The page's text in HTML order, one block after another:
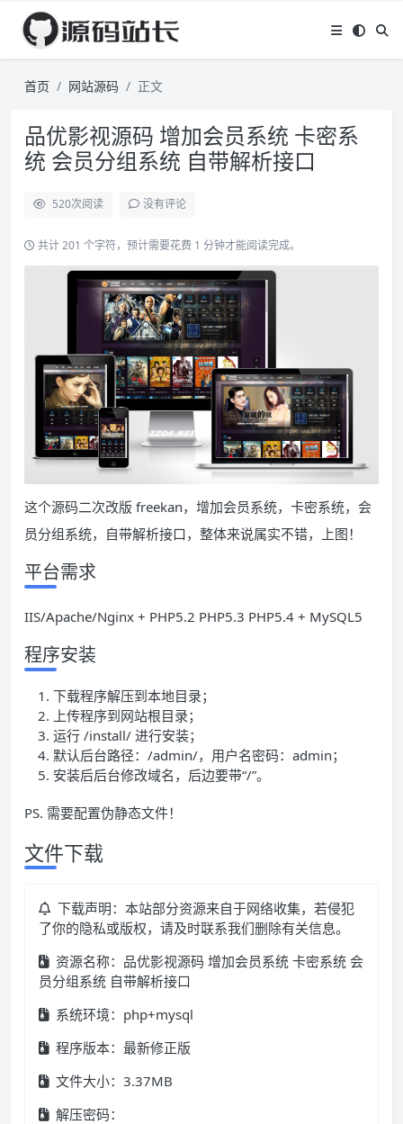
首页 网站源码 正文
品优影视源码 增加会员系统 卡密系
统 会员分组系统 自带解析接口
520次阅读 没有评论
共计 201 个字符，预计需要花费 1 分钟才能阅读完成。
这个源码二次改版 freekan，增加会员系统，卡密系统，会
员分组系统，自带解析接口，整体来说属实不错，上图！
平台需求
IIS/Apache/Nginx + PHP5.2 PHP5.3 PHP5.4 + MySQL5
程序安装
下载程序解压到本地目录；
上传程序到网站根目录；
运行 /install/ 进行安装；
默认后台路径：/admin/，用户名密码：admin；
安装后后台修改域名，后边要带“/”。
PS. 需要配置伪静态文件！
文件下载
下载声明：本站部分资源来自于网络收集，若侵犯
了你的隐私或版权，请及时联系我们删除有关信息。
资源名称：品优影视源码 增加会员系统 卡密系统 会
员分组系统 自带解析接口
系统环境：php+mysql
程序版本：最新修正版
文件大小：3.37MB
解压密码：